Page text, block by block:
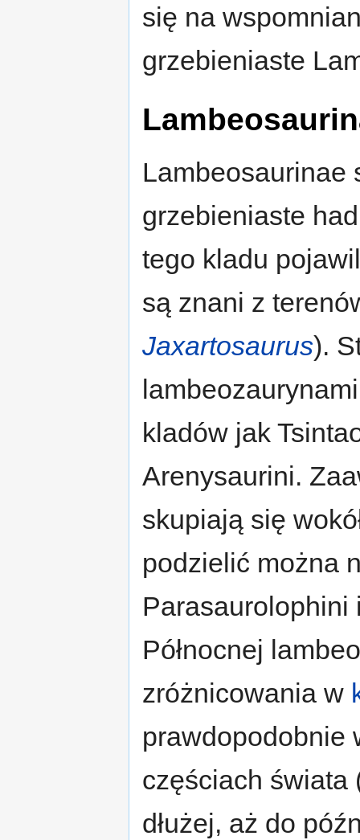
się na
grzebieniaste
Lambeosaurinae
grzebieniaste
tego kladu
są znani z
Jaxartosaurus).
kladów jak
Arenysaurini.
skupiają się
podzielić można
Parasaurolophini
Północnej
zróżnicowania w
prawdopodobnie
częściach świata
dłużej, aż do